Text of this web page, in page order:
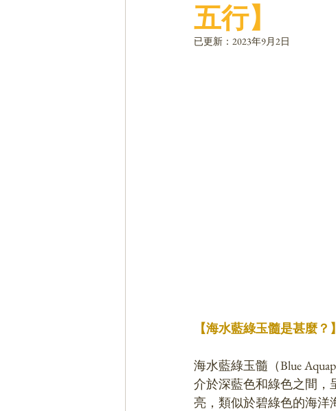
五行】
已更新： 2023年9月2日
【海水藍綠玉髓是甚麼？】
海水藍綠玉髓（Blue
介於深藍色和綠色之間，
亮，類似於碧綠色的海洋